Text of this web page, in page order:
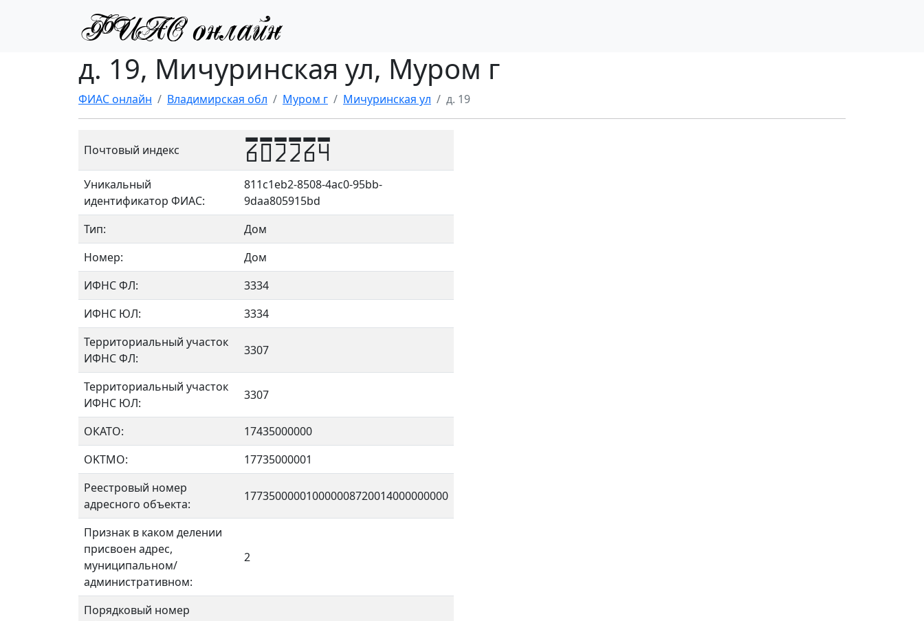
д. 19, Мичуринская ул, Муром г
ФИАС онлайн Владимирская обл Муром г Мичуринская ул д. 19
Почтовый индекс 602264
Уникальный
идентификатор ФИАС:
811c1eb2-8508-4ac0-95bb-
9daa805915bd
Тип:
Дом
Номер:
Дом
ИФНС ФЛ:
3334
ИФНС ЮЛ:
3334
Территориальный участок
ИФНС ФЛ:
3307
Территориальный участок
ИФНС ЮЛ:
3307
ОКАТО:
17435000000
OKTMO:
17735000001
Реестровый номер
адресного объекта:
177350000010000008720014000000000
Признак в каком делении
присвоен адрес,
муниципальном/
административном:
2
Порядковый номер